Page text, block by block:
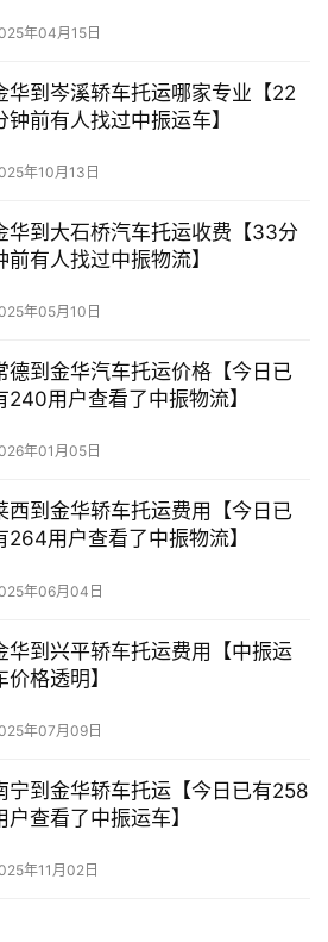
年04月15日
华到岑溪轿车托运哪家专业【22
钟前有人找过中振运车】
年10月13日
华到大石桥汽车托运收费【33分
前有人找过中振物流】
年05月10日
德到金华汽车托运价格【今日已
240用户查看了中振物流】
年01月05日
西到金华轿车托运费用【今日已
264用户查看了中振物流】
年06月04日
华到兴平轿车托运费用【中振运
价格透明】
年07月09日
宁到金华轿车托运【今日已有258
户查看了中振运车】
年11月02日